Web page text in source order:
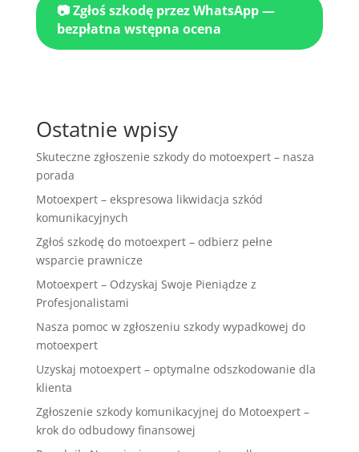
📷 Zgłoś szkodę przez WhatsApp —
bezpłatna wstępna ocena
Ostatnie wpisy
Skuteczne zgłoszenie szkody do motoexpert – nasza
porada
Motoexpert – ekspresowa likwidacja szkód
komunikacyjnych
Zgłoś szkodę do motoexpert – odbierz pełne
wsparcie prawnicze
Motoexpert – Odzyskaj Swoje Pieniądze z
Profesjonalistami
Nasza pomoc w zgłoszeniu szkody wypadkowej do
motoexpert
Uzyskaj motoexpert – optymalne odszkodowanie dla
klienta
Zgłoszenie szkody komunikacyjnej do Motoexpert –
krok do odbudowy finansowej